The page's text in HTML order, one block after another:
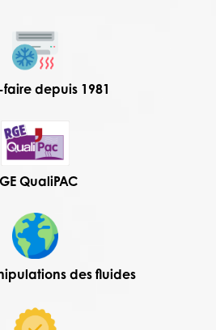
depuis 1981
QualiPAC
des fluides